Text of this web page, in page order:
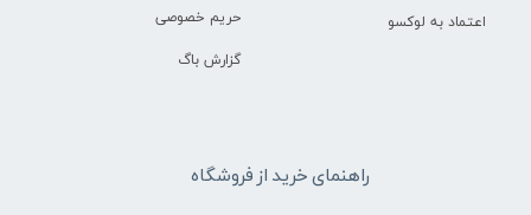
راهنمای خرید از فروشگاه
حریم خصوصی
گزارش باگ
اعتماد به لوکسو